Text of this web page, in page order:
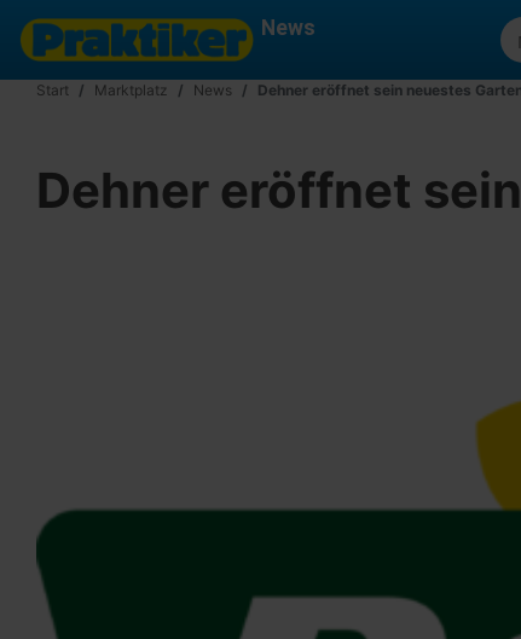
News
Start Marktplatz News Dehner eröffnet sein neuestes
Dehner eröffnet